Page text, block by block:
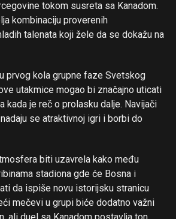
tokom susreta sa Kanadom.
kombinaciju proverenih
talenata koji žele da se dokažu na
prvog kola grupne faze Svetskog
utakmice mogao bi značajno uticati
kada je reč o prolasku dalje. Navijači
se atraktivnoj igri i borbi do
biti uzavrela kako među
stadiona gde će Bosna i
da ispiše novu istorijsku stranicu
mečevi u grupi biće dodatno važni
ali duel sa Kanadom postavlja ton
Whatsapp
Email